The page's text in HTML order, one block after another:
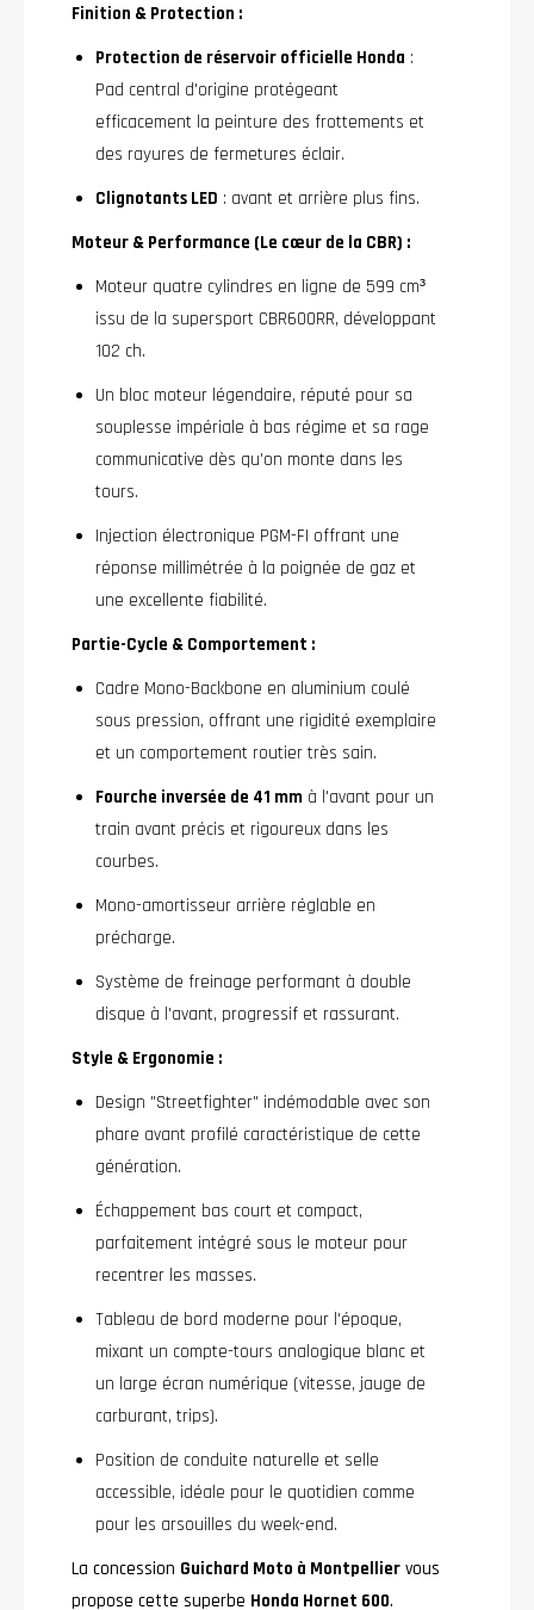
Finition & Protection :
Protection de réservoir officielle Honda :
Pad central d'origine protégeant
efficacement la peinture des frottements et
des rayures de fermetures éclair.
Clignotants LED : avant et arrière plus fins.
Moteur & Performance (Le cœur de la CBR) :
Moteur quatre cylindres en ligne de 599 cm³
issu de la supersport CBR600RR, développant
102 ch.
Un bloc moteur légendaire, réputé pour sa
souplesse impériale à bas régime et sa rage
communicative dès qu'on monte dans les
tours.
Injection électronique PGM-FI offrant une
réponse millimétrée à la poignée de gaz et
une excellente fiabilité.
Partie-Cycle & Comportement :
Cadre Mono-Backbone en aluminium coulé
sous pression, offrant une rigidité exemplaire
et un comportement routier très sain.
Fourche inversée de 41 mm à l'avant pour un
train avant précis et rigoureux dans les
courbes.
Mono-amortisseur arrière réglable en
précharge.
Système de freinage performant à double
disque à l'avant, progressif et rassurant.
Style & Ergonomie :
Design "Streetfighter" indémodable avec son
phare avant profilé caractéristique de cette
génération.
Échappement bas court et compact,
parfaitement intégré sous le moteur pour
recentrer les masses.
Tableau de bord moderne pour l'époque,
mixant un compte-tours analogique blanc et
un large écran numérique (vitesse, jauge de
carburant, trips).
Position de conduite naturelle et selle
accessible, idéale pour le quotidien comme
pour les arsouilles du week-end.
La concession Guichard Moto à Montpellier vous
propose cette superbe Honda Hornet 600.